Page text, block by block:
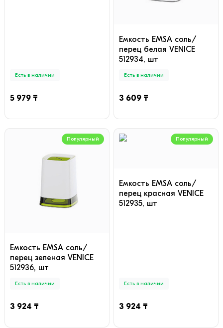
Есть в наличии
5 979 ₸
Емкость EMSA соль/
перец белая VENICE
512934, шт
Есть в наличии
3 609 ₸
Популярный
Емкость EMSA соль/
перец зеленая VENICE
512936, шт
Есть в наличии
3 924 ₸
Популярный
Емкость EMSA соль/
перец красная VENICE
512935, шт
Есть в наличии
3 924 ₸